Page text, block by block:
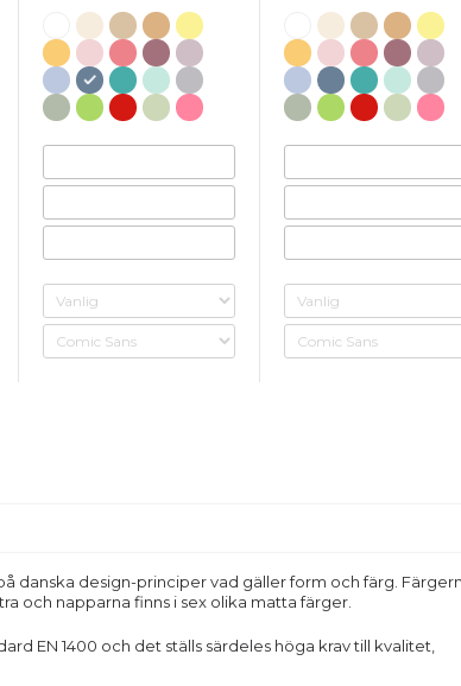
danska design-principer vad gäller form och färg.
och napparna finns i sex olika matta färger.
EN 1400 och det ställs särdeles höga krav till kvalitet,